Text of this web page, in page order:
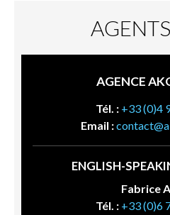
AGENCE
Tél. : +33 (0)4
Email :
ENGLISH-
Fabrice
Tél. : +33 (0)6